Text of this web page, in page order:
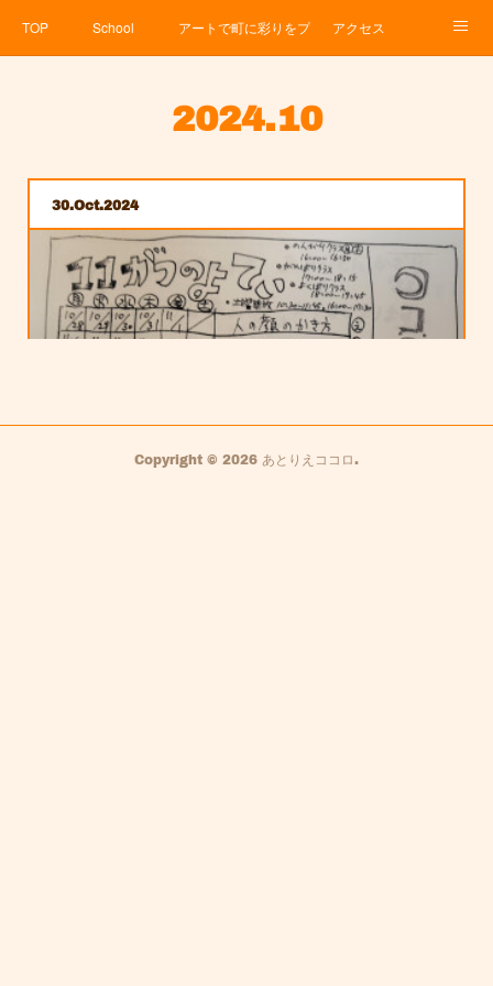
TOP School アートで町に彩りをプロジェクト
アクセス
2024.10
30 Oct 2024
Copyright © 2026 あとりえココロ.